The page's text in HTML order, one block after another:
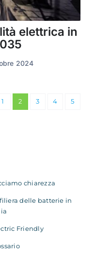
elettrica in
2024
1 2 3 4 5
chiarezza
delle batterie in
Friendly